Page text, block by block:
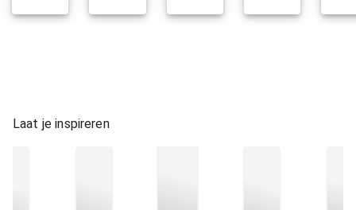
Laat je inspireren